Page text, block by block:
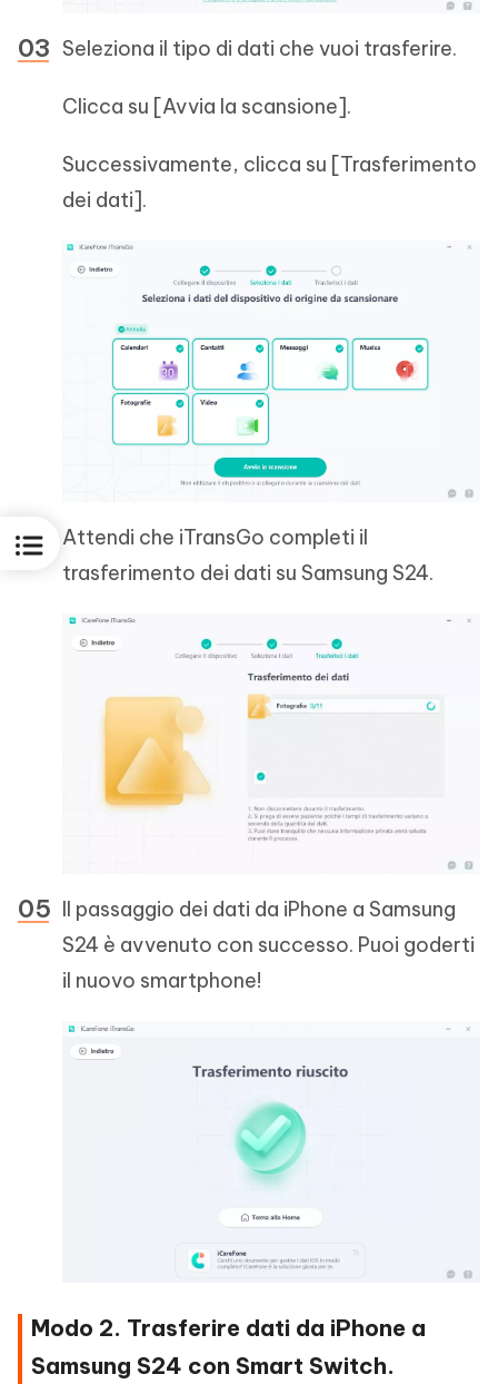
Seleziona il tipo di dati che vuoi trasferire.
Clicca su [Avvia la scansione].
Successivamente, clicca su [Trasferimento
dei dati].
Attendi che iTransGo completi il
trasferimento dei dati su Samsung S24.
Il passaggio dei dati da iPhone a Samsung
S24 è avvenuto con successo. Puoi goderti
il nuovo smartphone!
Modo 2. Trasferire dati da iPhone a
Samsung S24 con Smart Switch.